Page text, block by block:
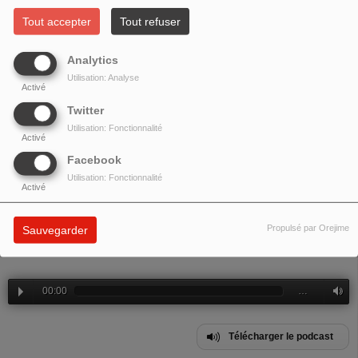
Tout accepter Tout refuser
Analytics
Activé
Utilisation: Analyse
Twitter
Activé
Utilisation: Fonctionnalité
Facebook
Activé
Utilisation: Fonctionnalité
Sauvegarder Propulsé par Orejime
Deuxième émission de reprise après confinement avec interview de
00:00
Télécharger le podcast